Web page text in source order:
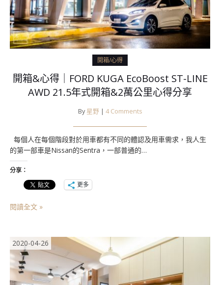
開箱/心得
開箱&心得｜FORD KUGA EcoBoost ST-LINE
AWD 21.5年式開箱&2萬公里心得分享
By 星野 | 4 Comments
每個人在每個階段對於用車都有不同的體認及用車需求，我人生
的第一部車是Nissan的Sentra，一部普通的…
分享：
更多
閱讀全文 »
2020-04-26